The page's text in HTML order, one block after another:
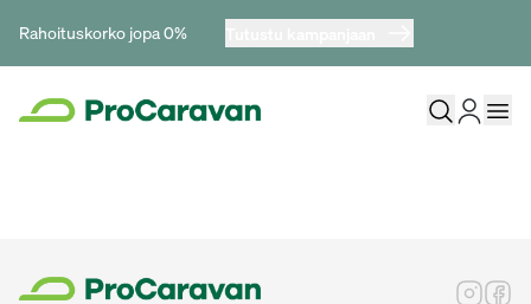
Rahoituskorko jopa 0%